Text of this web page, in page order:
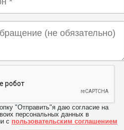
"Отправить"я даю согласие на
персональных данных в
с пользовательским соглашением